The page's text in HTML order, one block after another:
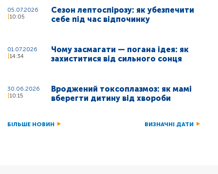
05.07.2026
10:05
Сезон лептоспірозу: як убезпечити
себе під час відпочинку
01.07.2026
14:34
Чому засмагати — погана ідея: як
захиститися від сильного сонця
30.06.2026
10:15
Вроджений токсоплазмоз: як мамі
вберегти дитину від хвороби
БІЛЬШЕ НОВИН ВИЗНАЧНІ ДАТИ